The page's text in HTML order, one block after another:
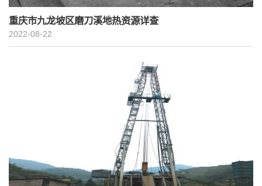
重庆市九龙坡区磨刀溪地热资源详查
2022-08-22